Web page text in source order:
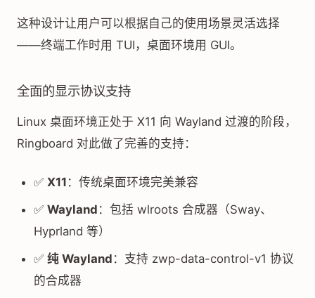
这种设计让用户可以根据自己的使用场景灵活选择
——终端工作时用 TUI，桌面环境用 GUI。
全面的显示协议支持
Linux 桌面环境正处于 X11 向 Wayland 过渡的阶段，
Ringboard 对此做了完善的支持：
✅ X11 ：传统桌面环境完美兼容
✅ Wayland ：包括 wlroots 合成器（Sway、
Hyprland 等）
✅ 纯 Wayland ：支持 zwp-data-control-v1 协议
的合成器